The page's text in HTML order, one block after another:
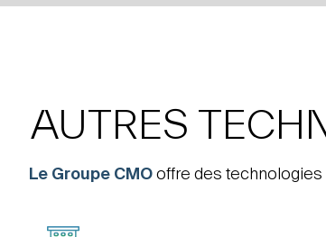
AUTRES
Le Groupe CMOoffre des